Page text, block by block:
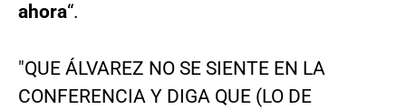
ahora“.
"QUE ÁLVAREZ NO SE SIENTE EN LA
CONFERENCIA Y DIGA QUE (LO DE